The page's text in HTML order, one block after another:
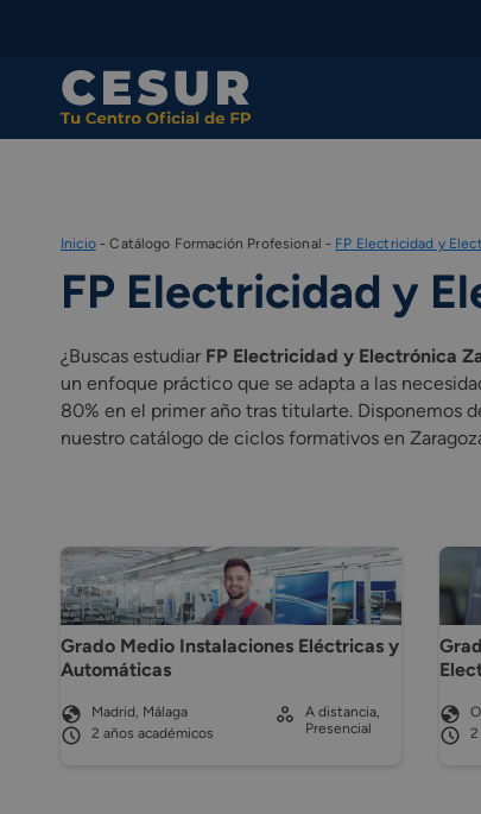
Inicio-Catálogo Formación Profesional - FP Electricidad y
FP Electricidad y
¿Buscas estudiar FP Electricidad y Electrónica
un enfoque práctico que se adapta a las
80% en el primer año tras titularte. Disponemos
nuestro catálogo de ciclos formativos en
Grado Medio Instalaciones Eléctricas y
Automáticas
Madrid, Málaga
2 años académicos
A distancia,
Presencial
2